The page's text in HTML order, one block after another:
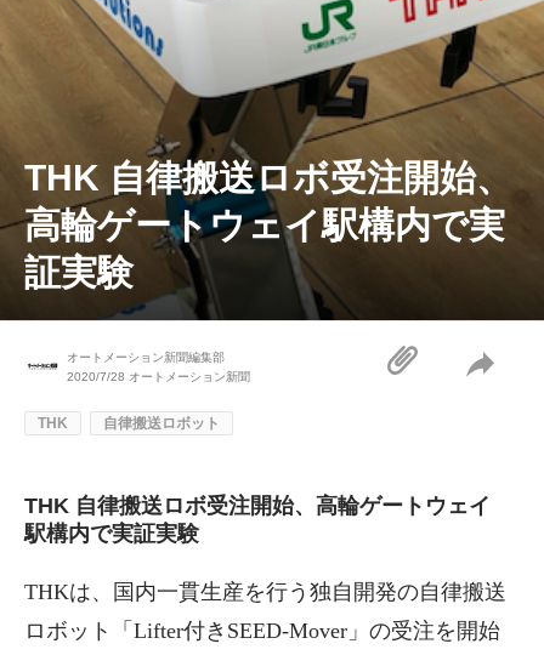
THK 自律搬送ロボ受注開始、
高輪ゲートウェイ駅構内で実
証実験
オートメーション新聞編集部
2020/7/28 オートメーション新聞
THK 自律搬送ロボット
THK 自律搬送ロボ受注開始、高輪ゲートウェイ
駅構内で実証実験
THKは、国内一貫生産を行う独自開発の自律搬送
ロボット「Lifter付きSEED-Mover」の受注を開始